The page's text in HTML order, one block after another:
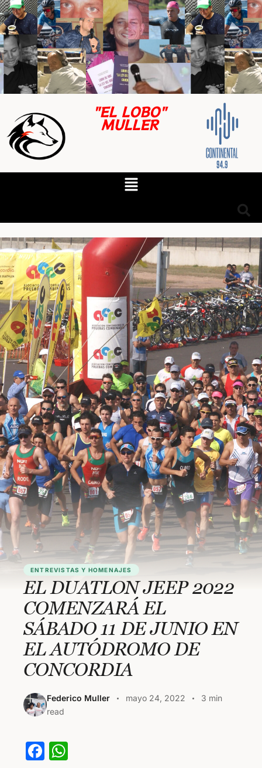
"EL LOBO"
MULLER
ENTREVISTAS Y HOMENAJES
EL DUATLON JEEP 2022
COMENZARÁ EL
SÁBADO 11 DE JUNIO EN
EL AUTÓDROMO DE
CONCORDIA
Federico Muller mayo 24, 2022
3 min
read
F